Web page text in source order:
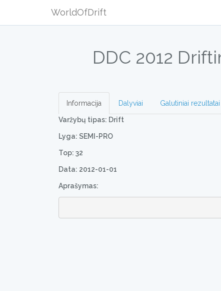
WorldOfDrift
DDC 2012
Informacija Dalyviai Galutiniai rezultatai
Varžybų tipas: Drift
Lyga: SEMI-PRO
Top: 32
Data: 2012-01-01
Aprašymas: